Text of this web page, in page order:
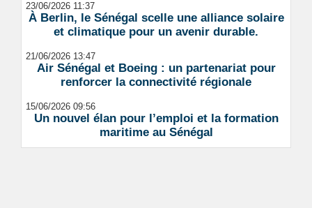
23/06/2026 11:37
À Berlin, le Sénégal scelle une alliance solaire
et climatique pour un avenir durable.
21/06/2026 13:47
Air Sénégal et Boeing : un partenariat pour
renforcer la connectivité régionale
15/06/2026 09:56
Un nouvel élan pour l’emploi et la formation
maritime au Sénégal